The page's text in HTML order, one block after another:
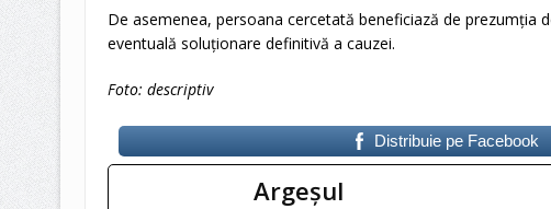
De asemenea, persoana cercetată beneficiază de prezumția
eventuală soluționare definitivă a cauzei.
Foto: descriptiv
Distribuie pe Facebook
Argeşul